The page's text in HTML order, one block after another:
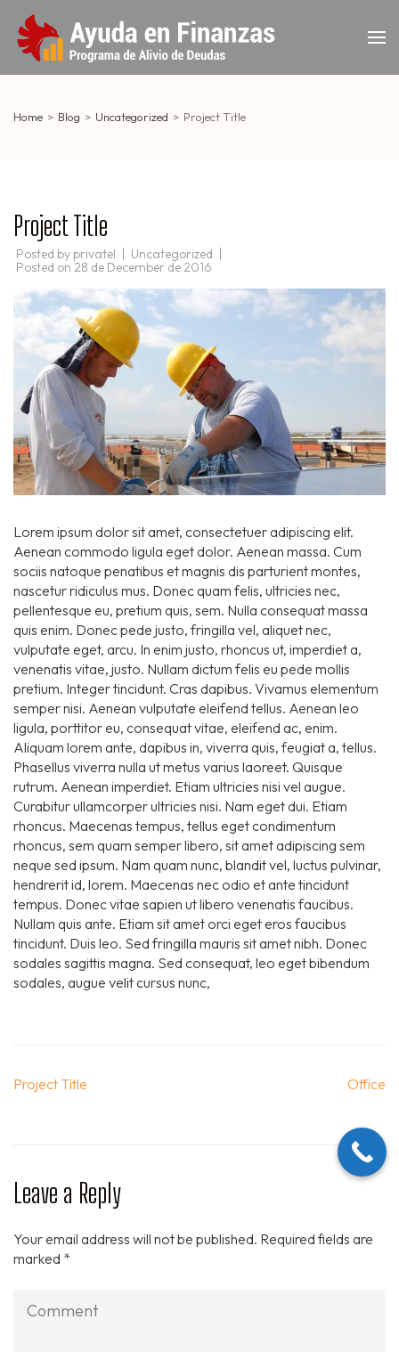
content
Programa
de
Home > Blog > Uncategorized > Project Title
Project Title
Posted by privatel
Uncategorized
Posted on 28 de December de 2016
Lorem ipsum dolor sit amet, consectetuer adipiscing elit.
Aenean commodo ligula eget dolor. Aenean massa. Cum
sociis natoque penatibus et magnis dis parturient montes,
nascetur ridiculus mus. Donec quam felis, ultricies nec,
pellentesque eu, pretium quis, sem. Nulla consequat massa
quis enim. Donec pede justo, fringilla vel, aliquet nec,
vulputate eget, arcu. In enim justo, rhoncus ut, imperdiet a,
venenatis vitae, justo. Nullam dictum felis eu pede mollis
pretium. Integer tincidunt. Cras dapibus. Vivamus elementum
semper nisi. Aenean vulputate eleifend tellus. Aenean leo
ligula, porttitor eu, consequat vitae, eleifend ac, enim.
Aliquam lorem ante, dapibus in, viverra quis, feugiat a, tellus.
Phasellus viverra nulla ut metus varius laoreet. Quisque
rutrum. Aenean imperdiet. Etiam ultricies nisi vel augue.
Curabitur ullamcorper ultricies nisi. Nam eget dui. Etiam
rhoncus. Maecenas tempus, tellus eget condimentum
rhoncus, sem quam semper libero, sit amet adipiscing sem
neque sed ipsum. Nam quam nunc, blandit vel, luctus pulvinar,
hendrerit id, lorem. Maecenas nec odio et ante tincidunt
tempus. Donec vitae sapien ut libero venenatis faucibus.
Nullam quis ante. Etiam sit amet orci eget eros faucibus
tincidunt. Duis leo. Sed fringilla mauris sit amet nibh. Donec
sodales sagittis magna. Sed consequat, leo eget bibendum
sodales, augue velit cursus nunc,
Post
Project Title Office
Leave a Reply
Your email address will not be published. Required fields are
marked *